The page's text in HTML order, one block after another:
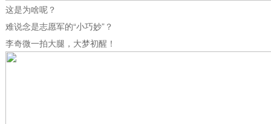
这是为啥呢？
难说念是志愿军的“小巧妙”？
李奇微一拍大腿，大梦初醒！